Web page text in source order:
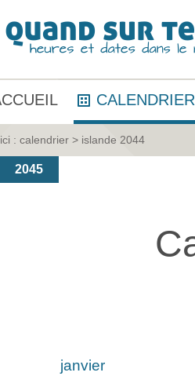
CALENDRIER
: calendrier > islande 2044
2045
janvier